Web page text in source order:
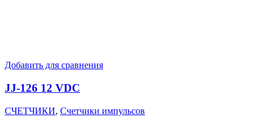
Добавить для сравнения
JJ-126 12 VDC
СЧЕТЧИКИ, Счетчики импульсов